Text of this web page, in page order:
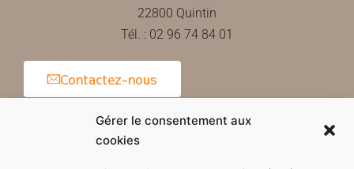
Gérer le consentement aux
cookies
22800 Quintin
Tél. : 02 96 74 84 01
Contactez-nous